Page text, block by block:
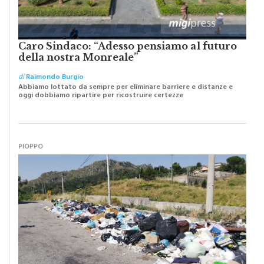
Caro Sindaco: “Adesso pensiamo al futuro
della nostra Monreale”
diRaimondo Burgio
Abbiamo lottato da sempre per eliminare barriere e distanze e
oggi dobbiamo ripartire per ricostruire certezze